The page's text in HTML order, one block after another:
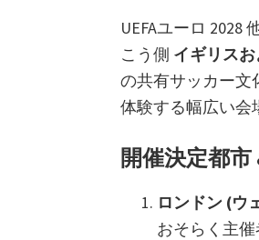
UEFAユーロ 2028
こう側 イギリス
の共有サッカー文
体験する幅広い会
開催決定都
ロンドン (ウ
おそらく主催